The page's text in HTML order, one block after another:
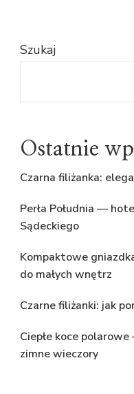
Szukaj
Ostatnie
Czarna filiżanka:
Perła Południa —
Sądeckiego
Kompaktowe
do małych wnętrz
Czarne filiżanki: jak
Ciepłe koce
zimne wieczory